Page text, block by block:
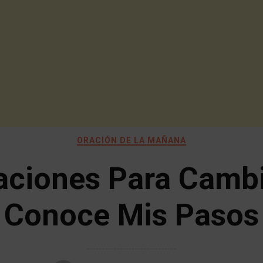
ORACIÓN DE LA MAÑANA
Para
Conoce Mis Pasos